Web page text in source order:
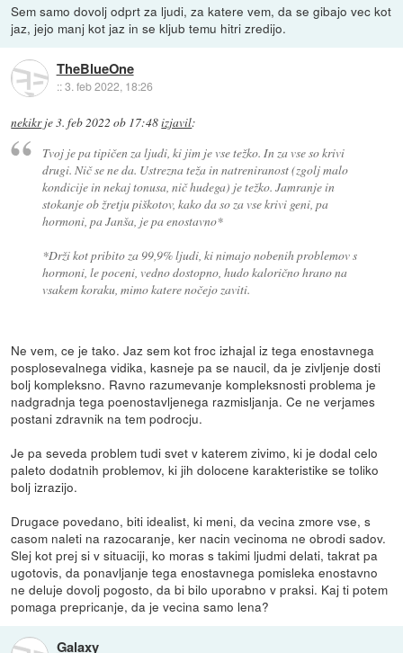
Sem samo dovolj odprt za ljudi, za katere vem, da se gibajo vec kot
jaz, jejo manj kot jaz in se kljub temu hitri zredijo.
TheBlueOne
::3. feb 2022, 18:26
nekikrje3. feb 2022 ob 17:48izjavil:
Tvoj je pa tipičen za ljudi, ki jim je vse težko. In za vse so krivi
drugi. Nič se ne da. Ustrezna teža in natreniranost (zgolj malo
kondicije in nekaj tonusa, nič hudega) je težko. Jamranje in
stokanje ob žretju piškotov, kako da so za vse krivi geni, pa
hormoni, pa Janša, je pa enostavno*
*Drži kot pribito za 99,9% ljudi, ki nimajo nobenih problemov s
hormoni, le poceni, vedno dostopno, hudo kalorično hrano na
vsakem koraku, mimo katere nočejo zaviti.
Ne vem, ce je tako. Jaz sem kot froc izhajal iz tega enostavnega
posplosevalnega vidika, kasneje pa se naucil, da je zivljenje dosti
bolj kompleksno. Ravno razumevanje kompleksnosti problema je
nadgradnja tega poenostavljenega razmisljanja. Ce ne verjames
postani zdravnik na tem podrocju.
Je pa seveda problem tudi svet v katerem zivimo, ki je dodal celo
paleto dodatnih problemov, ki jih dolocene karakteristike se toliko
bolj izrazijo.
Drugace povedano, biti idealist, ki meni, da vecina zmore vse, s
casom naleti na razocaranje, ker nacin vecinoma ne obrodi sadov.
Slej kot prej si v situaciji, ko moras s takimi ljudmi delati, takrat pa
ugotovis, da ponavljanje tega enostavnega pomisleka enostavno
ne deluje dovolj pogosto, da bi bilo uporabno v praksi. Kaj ti potem
pomaga prepricanje, da je vecina samo lena?
Galaxy